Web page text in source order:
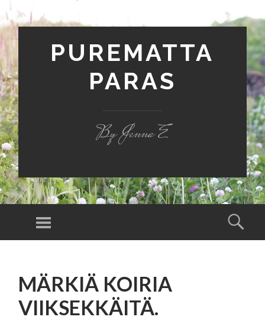
PUREMATTA
PARAS
By Jenna E
Valikko
MÄRKIÄ KOIRIA
VIIKSEKKÄITÄ.